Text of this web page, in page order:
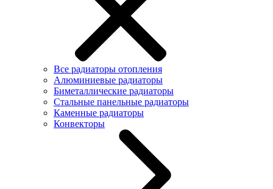
Все радиаторы отопления
Алюминиевые радиаторы
Биметаллические радиаторы
Стальные панельные радиаторы
Каменные радиаторы
Конвекторы